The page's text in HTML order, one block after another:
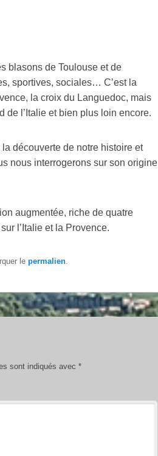
blasons de Toulouse et de
sportives, sociales… C’est la
la croix du Languedoc, mais
de l’Italie et bien plus loin encore.
découverte de notre histoire et
nous interrogerons sur son origine
augmentée, riche de quatre
l’Italie et la Provence.
le permalien.
sont indiqués avec *